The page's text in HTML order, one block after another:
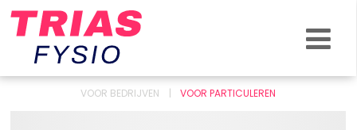
VOOR BEDRIJVEN VOOR PARTICULEREN
KLACHTEN & BLESSURES